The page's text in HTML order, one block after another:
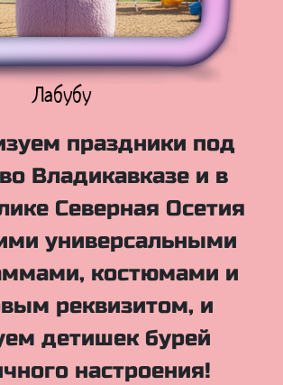
Куклы Лол
праздники под
Владикавказе и в
Северная Осетия
универсальными
костюмами и
реквизитом, и
детишек бурей
настроения!